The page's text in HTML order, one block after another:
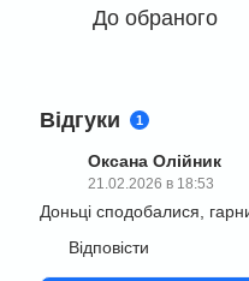
До обраного
Відгуки 1
Оксана Олійник
21.02.2026 в 18:53
Доньці сподобалися,
Відповісти